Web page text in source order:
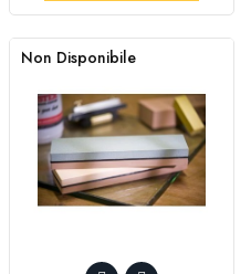
Non Disponibile